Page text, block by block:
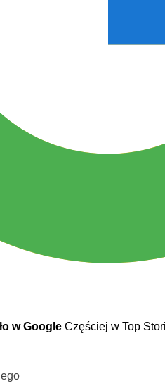
w Google Częściej w Top